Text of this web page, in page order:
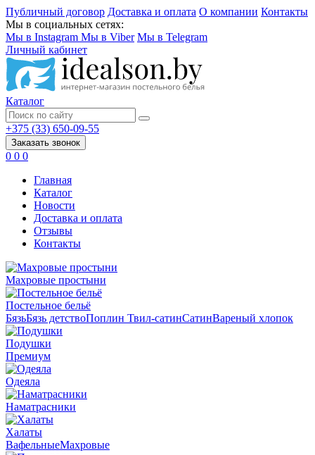
Публичный договор Доставка и оплата О компании Контакты
Мы в социальных сетях:
Мы в Instagram Мы в Viber Мы в Telegram
Личный кабинет
Каталог
+375 (33) 650-09-55
Заказать звонок
0 0 0
Главная
Каталог
Новости
Доставка и оплата
Отзывы
Контакты
Махровые простыни
Постельное бельё
БязьБязь детствоПоплин Твил-сатинСатинВареный хлопок
Подушки
Премиум
Одеяла
Наматрасники
Халаты
ВафельныеМахровые